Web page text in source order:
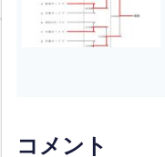
コメント